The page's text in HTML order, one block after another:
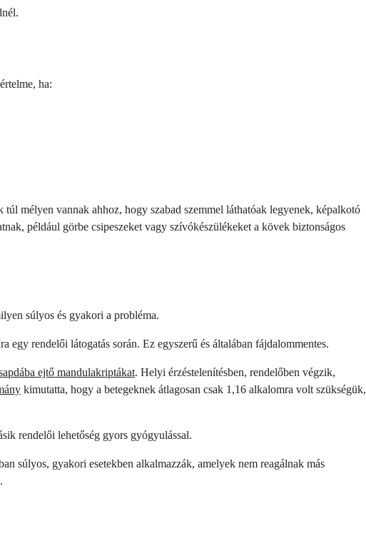
ha:
mélyen vannak ahhoz, hogy szabad szemmel láthatóak legyenek, képalkotó
például görbe csipeszeket vagy szívókészülékeket a kövek biztonságos
súlyos és gyakori a probléma.
egy rendelői látogatás során. Ez egyszerű és általában fájdalommentes.
ejtő mandulakriptákat. Helyi érzéstelenítésben, rendelőben végzik,
kimutatta, hogy a betegeknek átlagosan csak 1,16 alkalomra volt szükségük,
rendelői lehetőség gyors gyógyulással.
súlyos, gyakori esetekben alkalmazzák, amelyek nem reagálnak más